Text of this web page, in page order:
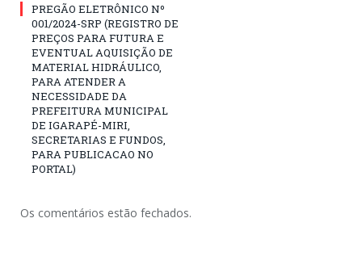
PREGÃO ELETRÔNICO Nº
001/2024-SRP (REGISTRO DE
PREÇOS PARA FUTURA E
EVENTUAL AQUISIÇÃO DE
MATERIAL HIDRÁULICO,
PARA ATENDER A
NECESSIDADE DA
PREFEITURA MUNICIPAL
DE IGARAPÉ-MIRI,
SECRETARIAS E FUNDOS,
PARA PUBLICACAO NO
PORTAL)
Os comentários estão fechados.